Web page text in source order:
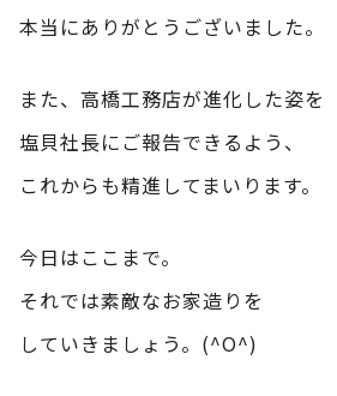
本当にありがとうございました。
また、高橋工務店が進化した姿を
塩貝社長にご報告できるよう、
これからも精進してまいります。
今日はここまで。
それでは素敵なお家造りを
していきましょう。(^O^)